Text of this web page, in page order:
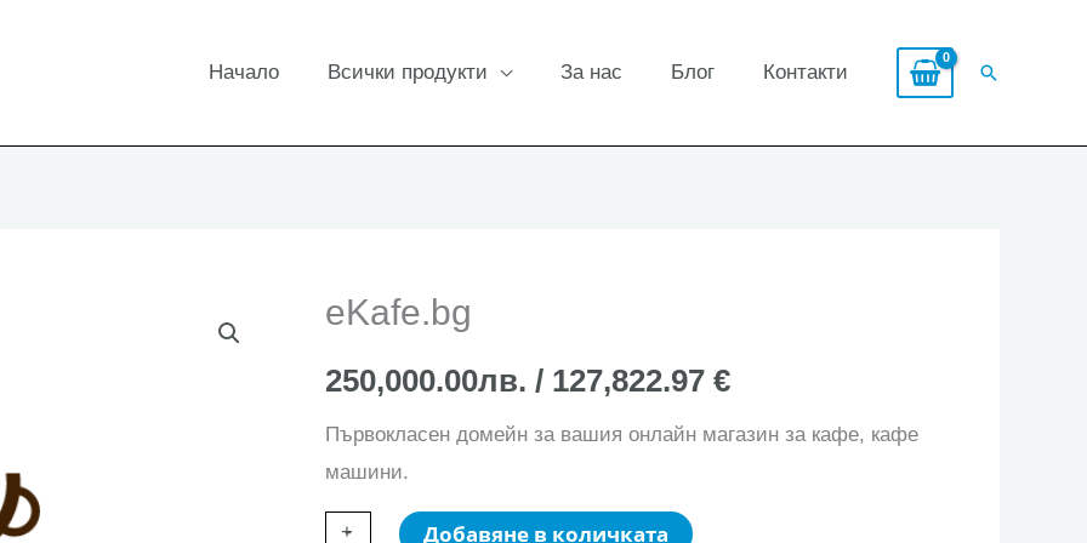
Начало Всички продукти За нас Блог Контакти Search
eKafe.bg
250,000.00лв. / 127,822.97 €
Първокласен домейн за вашия онлайн магазин за кафе, кафе
машини.
-
количество
+ Добавяне в количката